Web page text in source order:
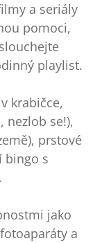
a seriály
pomoci,
playlist.
v krabičce,
nezlob se!),
prstové
bingo s
jako
a